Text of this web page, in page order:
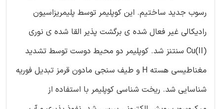
رسوب جدید ساختیم. این کوپلیمر توسط پلیمریزاسیون
رادیکالی غیر فعال شده ی برگشت پذیر القا شده ی نوری
Cu(II) سنتنز شد. کوپلیمر دو محیط دوست توسط تشدید
مغناطیسی هسته H و طیف سنجی مادون قرمز تبدیل فوریه
شناسایی شد. ریخت شناسی کوپلیمر با استفاده از